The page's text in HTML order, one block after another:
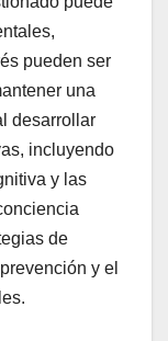
pueden ser
una
desarrollar
incluyendo
y las
de
y el